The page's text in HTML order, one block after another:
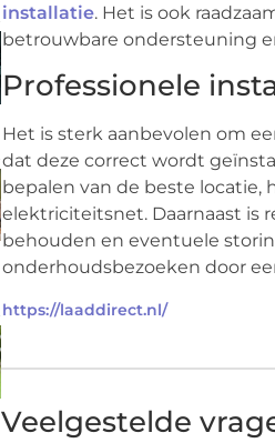
installatie. Het is ook
betrouwbare ondersteuning
Professionele
Het is sterk aanbevolen om
dat deze correct wordt
bepalen van de beste
elektriciteitsnet. Daarnaast is
behouden en eventuele
onderhoudsbezoeken door
https://laaddirect.nl/
Veelgestelde